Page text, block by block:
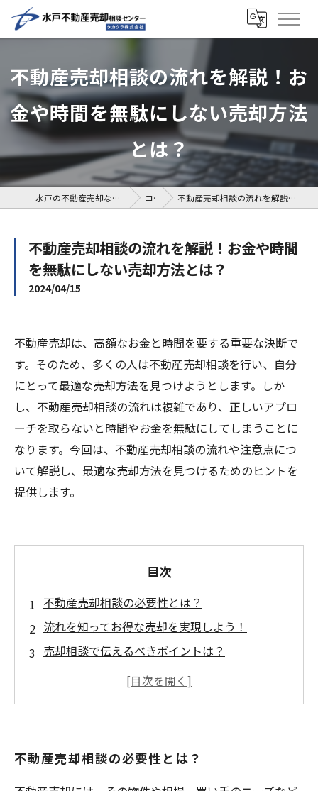
不動産売却相談の流れを解説！お
金や時間を無駄にしない売却方法
とは？
水戸の不動産売却なら水戸不動産売却相談センター コラム 不動産売却相談の流れを解説！お金や時間を無駄にしない売却方法とは？
不動産売却相談の流れを解説！お金や時間
を無駄にしない売却方法とは？
2024/04/15
不動産売却は、高額なお金と時間を要する重要な決断で
す。そのため、多くの人は不動産売却相談を行い、自分
にとって最適な売却方法を見つけようとします。しか
し、不動産売却相談の流れは複雑であり、正しいアプロ
ーチを取らないと時間やお金を無駄にしてしまうことに
なります。今回は、不動産売却相談の流れや注意点につ
いて解説し、最適な売却方法を見つけるためのヒントを
提供します。
目次
不動産売却相談の必要性とは？
流れを知ってお得な売却を実現しよう！
売却相談で伝えるべきポイントは？
不動産業者選びのポイントとは？
不動産売却相談の必要性とは？